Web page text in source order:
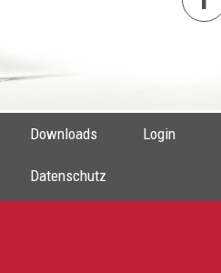
Downloads Login
Datenschutz